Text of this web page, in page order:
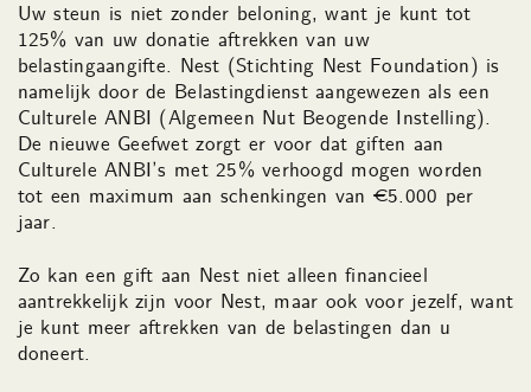
Uw steun is niet zonder beloning, want je kunt tot
125% van uw donatie aftrekken van uw
belastingaangifte. Nest (Stichting Nest Foundation) is
namelijk door de Belastingdienst aangewezen als een
Culturele ANBI (Algemeen Nut Beogende Instelling).
De nieuwe Geefwet zorgt er voor dat giften aan
Culturele ANBI’s met 25% verhoogd mogen worden
tot een maximum aan schenkingen van €5.000 per
jaar.
Zo kan een gift aan Nest niet alleen financieel
aantrekkelijk zijn voor Nest, maar ook voor jezelf, want
je kunt meer aftrekken van de belastingen dan u
doneert.